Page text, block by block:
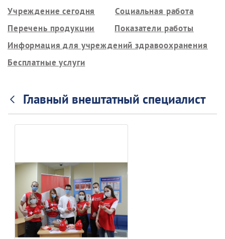
Учреждение сегодня
Социальная работа
Перечень продукции
Показатели работы
Информация для учреждений здравоохранения
Бесплатные услуги
Главный внештатный специалист